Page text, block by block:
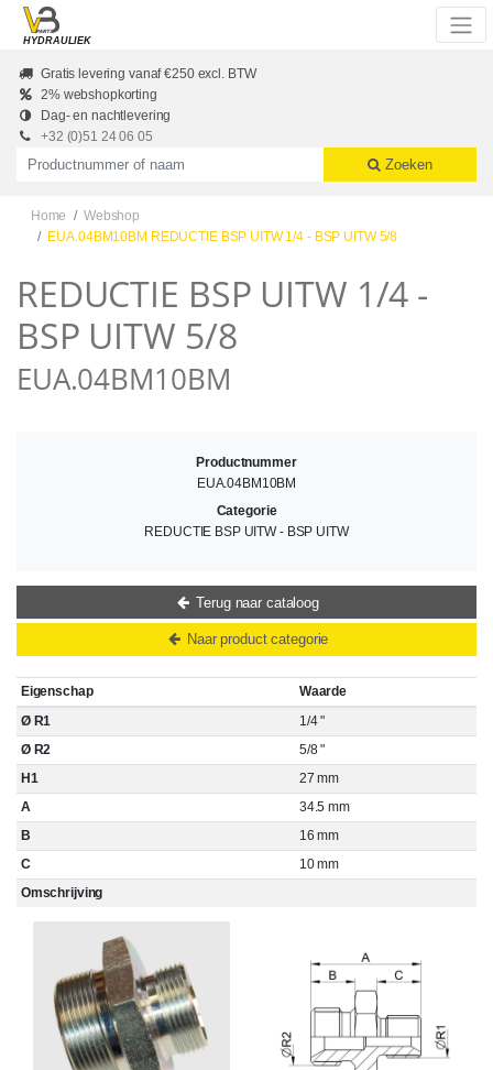
Skip to main content
HYDRAULIEK
Gratis levering vanaf €250 excl. BTW
2% webshopkorting
Dag- en nachtlevering
+32 (0)51 24 06 05
Productnummer of naam
Zoeken
Home
Webshop
EUA.04BM10BM REDUCTIE BSP UITW 1/4 - BSP UITW 5/8
REDUCTIE BSP UITW 1/4 -
BSP UITW 5/8
EUA.04BM10BM
Eigenschap
Waarde
Ø R1
1/4 "
Ø R2
5/8 "
H1
27 mm
A
34.5 mm
B
16 mm
C
10 mm
Omschrijving
Productnummer
EUA.04BM10BM
Categorie
REDUCTIE BSP UITW - BSP UITW
Terug naar cataloog
Naar product categorie